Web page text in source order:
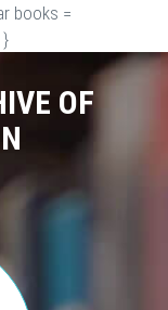
books =
}
OF